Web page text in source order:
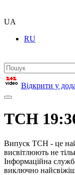
UA
RU
Відкрити у
ТСН
Випуск ТСН - це
висвітлюють не
Інформаційна
виключно